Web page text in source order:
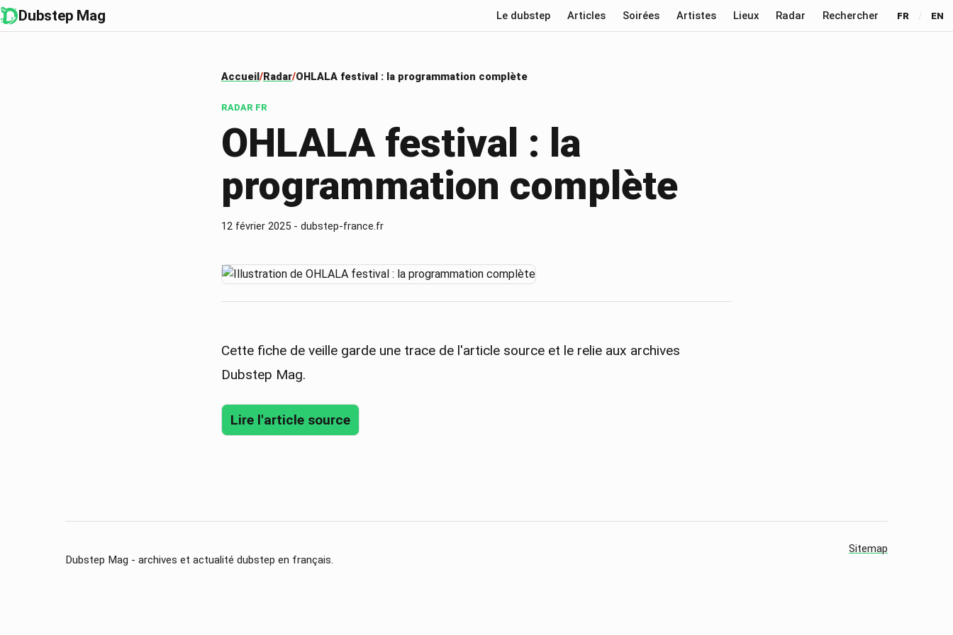
Dubstep Mag Le dubstep Articles Soirées Artistes Lieux Radar Rechercher FR / EN
Accueil Radar OHLALA festival : la programmation complète
RADAR FR
OHLALA festival : la
programmation complète
12 février 2025 - dubstep-france.fr
Cette fiche de veille garde une trace de l'article source et le relie aux archives
Dubstep Mag.
Lire l'article source
Dubstep Mag - archives et actualité dubstep en français.
Sitemap